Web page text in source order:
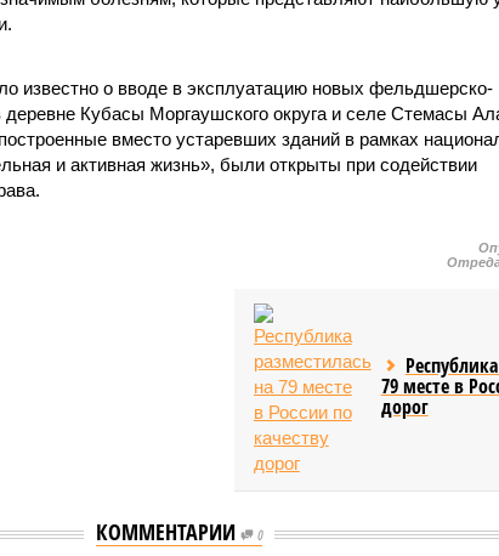
известно о вводе в эксплуатацию новых фельдшерско-
деревне Кубасы Моргаушского округа и селе Стемасы
вместо устаревших зданий в рамках
и активная жизнь», были открыты при содействии
79 месте в
дорог
КОММЕНТАРИИ 0